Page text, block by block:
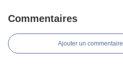
Commentaires
Ajouter un commentaire